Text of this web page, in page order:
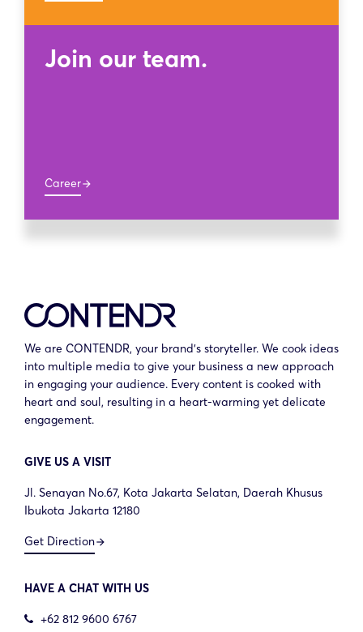
Join our team.
Careerarrow_forward
We are CONTENDR, your brand’s storyteller. We cook ideas
into multiple media to give your business a new approach
in engaging your audience. Every content is cooked with
heart and soul, resulting in a heart-warming yet delicate
engagement.
GIVE US A VISIT
Jl. Senayan No.67, Kota Jakarta Selatan, Daerah Khusus
Ibukota Jakarta 12180
Get Directionarrow_forward
HAVE A CHAT WITH US
+62 812 9600 6767